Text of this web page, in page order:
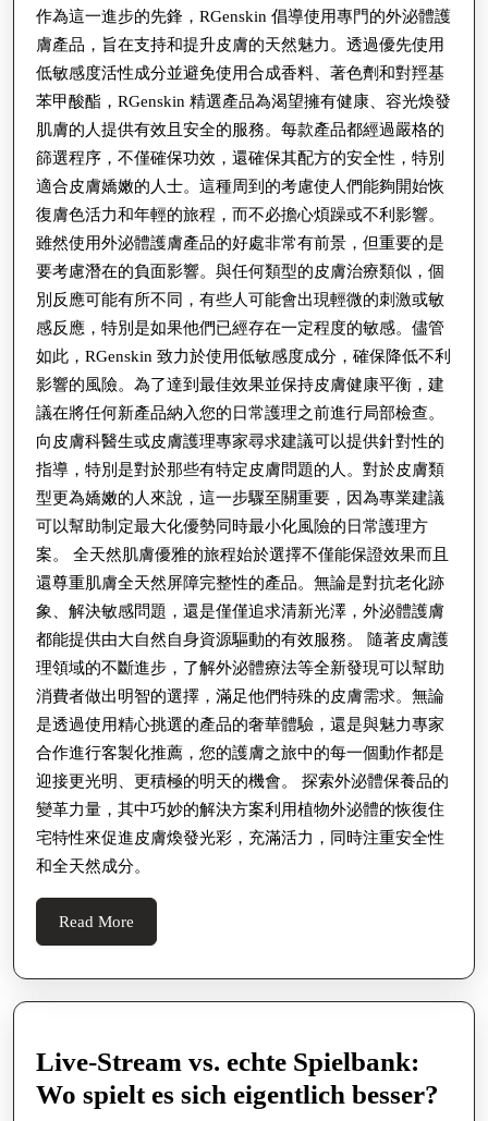
作為這一進步的先鋒，RGenskin 倡導使用專門的外泌體護
膚產品，旨在支持和提升皮膚的天然魅力。透過優先使用
低敏感度活性成分並避免使用合成香料、著色劑和對羥基
苯甲酸酯，RGenskin 精選產品為渴望擁有健康、容光煥發
肌膚的人提供有效且安全的服務。每款產品都經過嚴格的
篩選程序，不僅確保功效，還確保其配方的安全性，特別
適合皮膚嬌嫩的人士。這種周到的考慮使人們能夠開始恢
復膚色活力和年輕的旅程，而不必擔心煩躁或不利影響。
雖然使用外泌體護膚產品的好處非常有前景，但重要的是
要考慮潛在的負面影響。與任何類型的皮膚治療類似，個
別反應可能有所不同，有些人可能會出現輕微的刺激或敏
感反應，特別是如果他們已經存在一定程度的敏感。儘管
如此，RGenskin 致力於使用低敏感度成分，確保降低不利
影響的風險。為了達到最佳效果並保持皮膚健康平衡，建
議在將任何新產品納入您的日常護理之前進行局部檢查。
向皮膚科醫生或皮膚護理專家尋求建議可以提供針對性的
指導，特別是對於那些有特定皮膚問題的人。對於皮膚類
型更為嬌嫩的人來說，這一步驟至關重要，因為專業建議
可以幫助制定最大化優勢同時最小化風險的日常護理方
案。 全天然肌膚優雅的旅程始於選擇不僅能保證效果而且
還尊重肌膚全天然屏障完整性的產品。無論是對抗老化跡
象、解決敏感問題，還是僅僅追求清新光澤，外泌體護膚
都能提供由大自然自身資源驅動的有效服務。 隨著皮膚護
理領域的不斷進步，了解外泌體療法等全新發現可以幫助
消費者做出明智的選擇，滿足他們特殊的皮膚需求。無論
是透過使用精心挑選的產品的奢華體驗，還是與魅力專家
合作進行客製化推薦，您的護膚之旅中的每一個動作都是
迎接更光明、更積極的明天的機會。 探索外泌體保養品的
變革力量，其中巧妙的解決方案利用植物外泌體的恢復住
宅特性來促進皮膚煥發光彩，充滿活力，同時注重安全性
和全天然成分。
Read More
More
Live-Stream vs. echte Spielbank:
Wo spielt es sich eigentlich besser?